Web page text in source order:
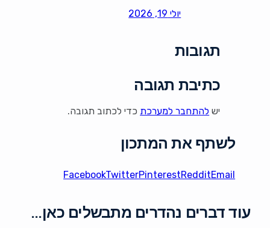
יולי 19, 2026
תגובות
כתיבת תגובה
יש להתחבר למערכת כדי לכתוב תגובה.
לשתף את המתכון
FacebookTwitterPinterestRedditEmail
עוד דברים נהדרים מתבשלים כאן…